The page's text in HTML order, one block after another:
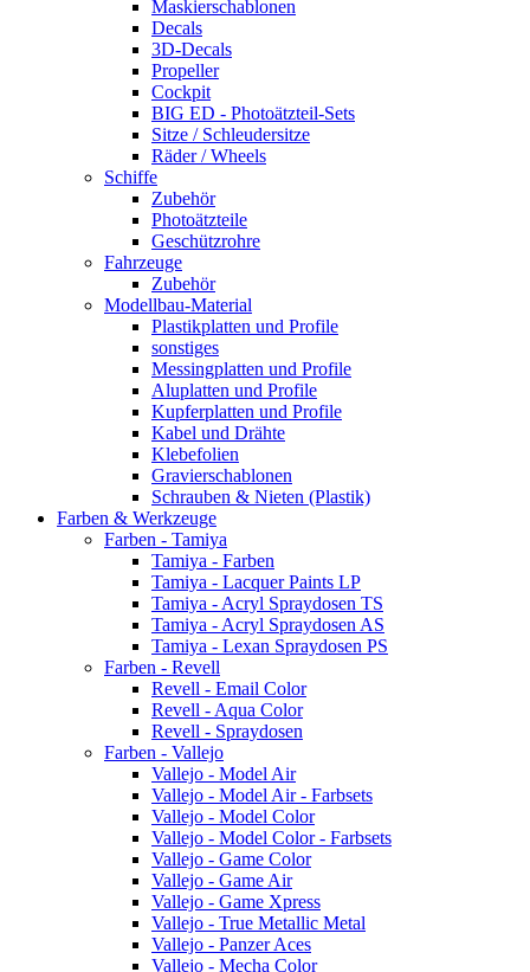
Maskierschablonen
Decals
3D-Decals
Propeller
Cockpit
BIG ED - Photoätzteil-Sets
Sitze / Schleudersitze
Räder / Wheels
Schiffe
Zubehör
Photoätzteile
Geschützrohre
Fahrzeuge
Zubehör
Modellbau-Material
Plastikplatten und Profile
sonstiges
Messingplatten und Profile
Aluplatten und Profile
Kupferplatten und Profile
Kabel und Drähte
Klebefolien
Gravierschablonen
Schrauben & Nieten (Plastik)
Farben & Werkzeuge
Farben - Tamiya
Tamiya - Farben
Tamiya - Lacquer Paints LP
Tamiya - Acryl Spraydosen TS
Tamiya - Acryl Spraydosen AS
Tamiya - Lexan Spraydosen PS
Farben - Revell
Revell - Email Color
Revell - Aqua Color
Revell - Spraydosen
Farben - Vallejo
Vallejo - Model Air
Vallejo - Model Air - Farbsets
Vallejo - Model Color
Vallejo - Model Color - Farbsets
Vallejo - Game Color
Vallejo - Game Air
Vallejo - Game Xpress
Vallejo - True Metallic Metal
Vallejo - Panzer Aces
Vallejo - Mecha Color